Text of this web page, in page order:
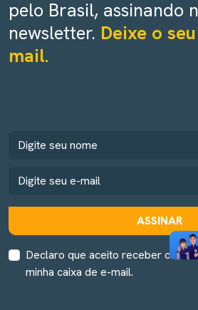
pelo Brasil, assinando
newsletter. Deixe o
mail.
ASSINAR
Declaro que aceito receber
minha caixa de e-mail.